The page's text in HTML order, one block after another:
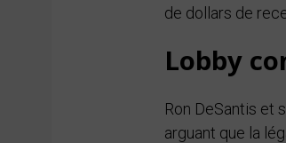
de dollars de
Lobby
Ron DeSantis et
arguant que la